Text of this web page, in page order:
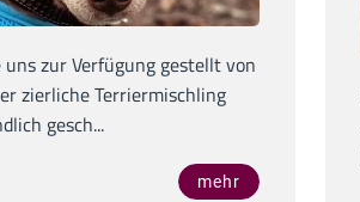
uns zur Verfügung gestellt von
zierliche Terriermischling
gesch...
mehr